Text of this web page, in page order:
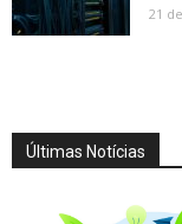
21
Últimas Notícias